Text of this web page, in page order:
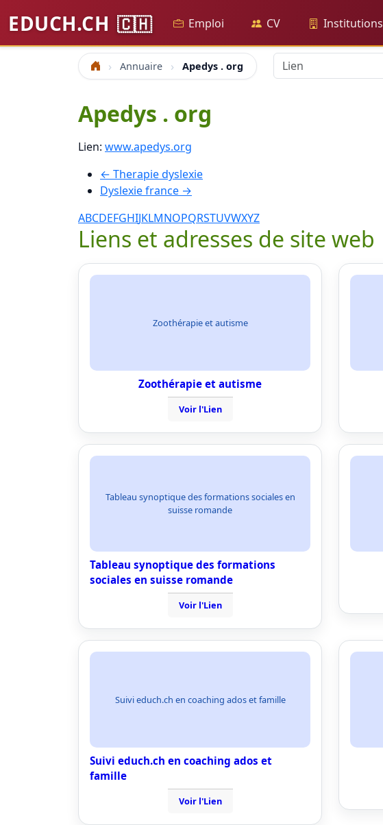
EDUCH.CH 🇨🇭 Emploi CV Institutions
Accueil Annuaire Apedys . org
Apedys . org
Lien: www.apedys.org
← Therapie dyslexie
Dyslexie france →
ABCDEFGHIJKLMNOPQRSTUVWXYZ
Liens et adresses de site web
Zoothérapie et autisme
Zoothérapie et autisme
Voir l'Lien
Tableau synoptique des formations sociales en
suisse romande
Tableau synoptique des formations
sociales en suisse romande
Voir l'Lien
Suivi educh.ch en coaching ados et famille
Suivi educh.ch en coaching ados et
famille
Voir l'Lien